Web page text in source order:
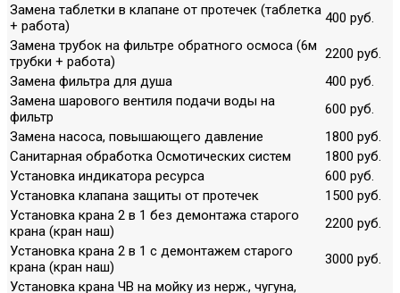
Замена таблетки в клапане от протечек (таблетка
+ работа)
400 руб.
Замена трубок на фильтре обратного осмоса (6м
трубки + работа)
2200 руб.
Замена фильтра для душа
400 руб.
Замена шарового вентиля подачи воды на
фильтр
600 руб.
Замена насоса, повышающего давление
1800 руб.
Санитарная обработка Осмотических систем
1800 руб.
Установка индикатора ресурса
600 руб.
Установка клапана защиты от протечек
1500 руб.
Установка крана 2 в 1 без демонтажа старого
крана (кран наш)
2200 руб.
Установка крана 2 в 1 с демонтажем старого
крана (кран наш)
3000 руб.
Установка крана ЧВ на мойку из нерж., чугуна,